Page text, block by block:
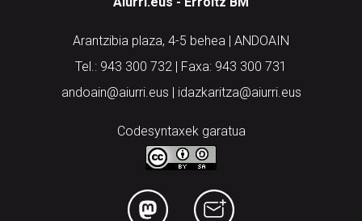
Arantzibia plaza, 4-5 behea | ANDOAIN
Tel.: 943 300 732 | Faxa: 943 300 731
andoain@aiurri.eus | idazkaritza@aiurri.eus
Codesyntaxek garatua